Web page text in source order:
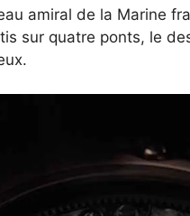
amiral de la Marine
sur quatre ponts, le